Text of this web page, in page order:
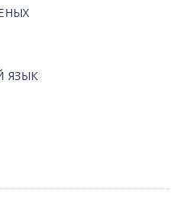
ЯЗЫК